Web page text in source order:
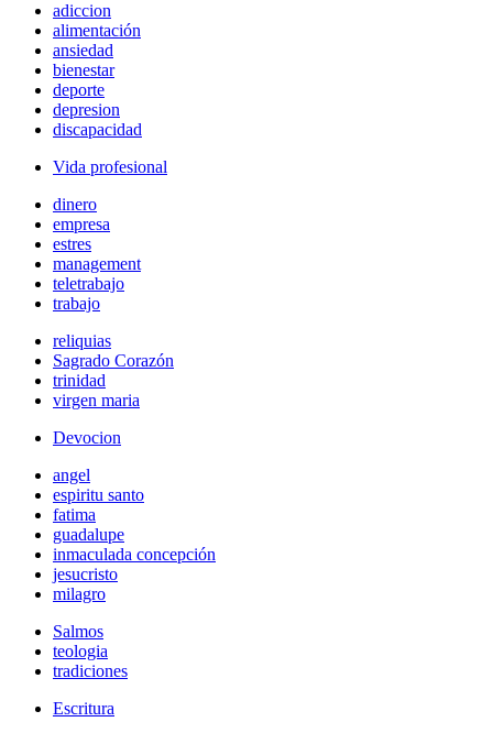
adiccion
alimentación
ansiedad
bienestar
deporte
depresion
discapacidad
Vida profesional
dinero
empresa
estres
management
teletrabajo
trabajo
reliquias
Sagrado Corazón
trinidad
virgen maria
Devocion
angel
espiritu santo
fatima
guadalupe
inmaculada concepción
jesucristo
milagro
Salmos
teologia
tradiciones
Escritura